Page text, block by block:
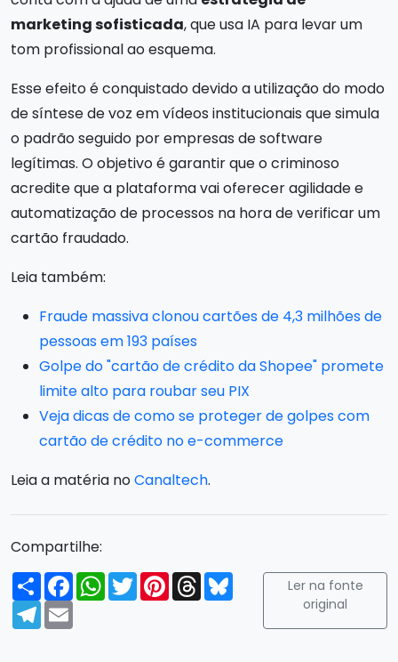
marketing sofisticada, que usa IA para levar um
tom profissional ao esquema.
Esse efeito é conquistado devido a utilização do modo
de síntese de voz em vídeos institucionais que simula
o padrão seguido por empresas de software
legítimas. O objetivo é garantir que o criminoso
acredite que a plataforma vai oferecer agilidade e
automatização de processos na hora de verificar um
cartão fraudado.
Leia também:
Fraude massiva clonou cartões de 4,3 milhões de
pessoas em 193 países
Golpe do "cartão de crédito da Shopee" promete
limite alto para roubar seu PIX
Veja dicas de como se proteger de golpes com
cartão de crédito no e-commerce
Leia a matéria noCanaltech.
Compartilhe:
Compartilhar
FacebookWhatsApp
TwitterPinterest
ThreadsBluesky
Telegram
Email
Ler na fonte
original